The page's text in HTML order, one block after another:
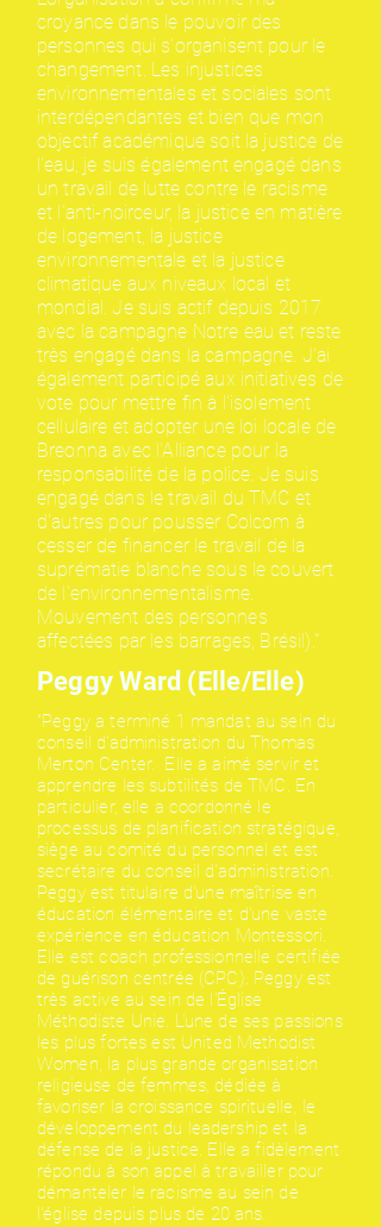
croyance dans le pouvoir des
personnes qui s'organisent pour le
changement. Les injustices
environnementales et sociales sont
interdépendantes et bien que mon
objectif académique soit la justice de
l'eau, je suis également engagé dans
un travail de lutte contre le racisme
et l'anti-noirceur, la justice en matière
de logement, la justice
environnementale et la justice
climatique aux niveaux local et
mondial. Je suis actif depuis 2017
avec la campagne Notre eau et reste
très engagé dans la campagne. J'ai
également participé aux initiatives de
vote pour mettre fin à l'isolement
cellulaire et adopter une loi locale de
Breonna avec l'Alliance pour la
responsabilité de la police. Je suis
engagé dans le travail du TMC et
d'autres pour pousser Colcom à
cesser de financer le travail de la
suprématie blanche sous le couvert
de l'environnementalisme.
Mouvement des personnes
affectées par les barrages, Brésil)."
Peggy Ward (Elle/Elle)
"Peggy a terminé 1 mandat au sein du
conseil d'administration du Thomas
Merton Center. Elle a aimé servir et
apprendre les subtilités de TMC. En
particulier, elle a coordonné le
processus de planification stratégique,
siège au comité du personnel et est
secrétaire du conseil d'administration.
Peggy est titulaire d'une maîtrise en
éducation élémentaire et d'une vaste
expérience en éducation Montessori.
Elle est coach professionnelle certifiée
de guérison centrée (CPC). Peggy est
très active au sein de l'Église
Méthodiste Unie. L'une de ses passions
les plus fortes est United Methodist
Women, la plus grande organisation
religieuse de femmes, dédiée à
favoriser la croissance spirituelle, le
développement du leadership et la
défense de la justice. Elle a fidèlement
répondu à son appel à travailler pour
démanteler le racisme au sein de
l'église depuis plus de 20 ans.